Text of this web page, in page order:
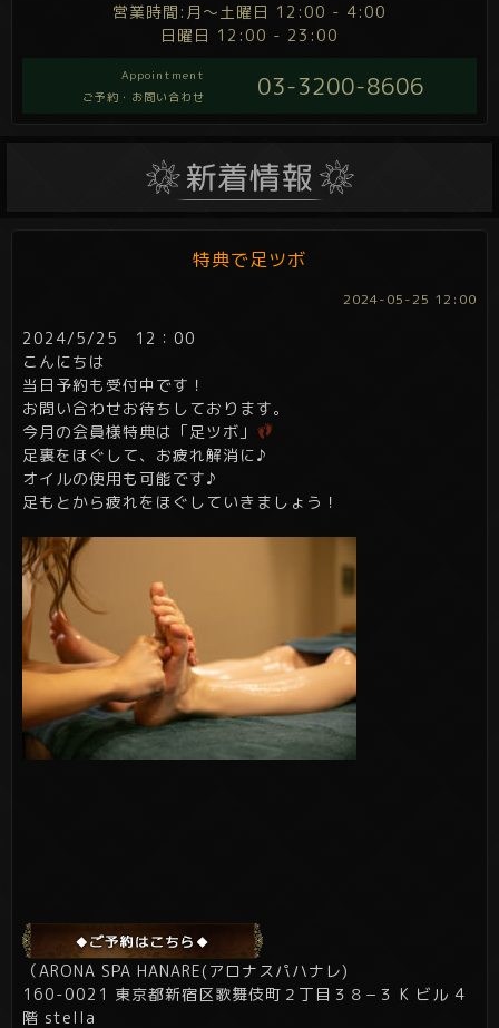
営業時間:月～土曜日 12:00 - 4:00
日曜日 12:00 - 23:00
Appointment
ご予約・お問い合わせ
03-3200-8606
特典で足ツボ
2024-05-25 12:00
2024/5/25 12：00
こんにちは
当日予約も受付中です！
お問い合わせお待ちしております。
今月の会員様特典は「足ツボ」
足裏をほぐして、お疲れ解消に♪
オイルの使用も可能です♪
足もとから疲れをほぐしていきましょう！
（ARONA SPA HANARE(アロナスパハナレ)
160-0021 東京都新宿区歌舞伎町２丁目３８−３ K ビル 4
階 stella